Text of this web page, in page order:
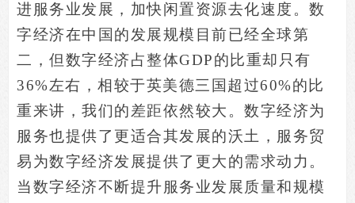
进服务业发展，加快闲置资源去化速度。数
字经济在中国的发展规模目前已经全球第
二，但数字经济占整体GDP的比重却只有
36%左右，相较于英美德三国超过60%的比
重来讲，我们的差距依然较大。数字经济为
服务也提供了更适合其发展的沃土，服务贸
易为数字经济发展提供了更大的需求动力。
当数字经济不断提升服务业发展质量和规模